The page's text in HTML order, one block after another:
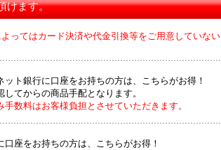
けます。
ってはカード決済や代金引換等をご用意していない
ット銀行に口座をお持ちの方は、こちらがお得！
してからの商品手配となります。
数料はお客様負担とさせていただきます。
口座をお持ちの方は、こちらがお得！